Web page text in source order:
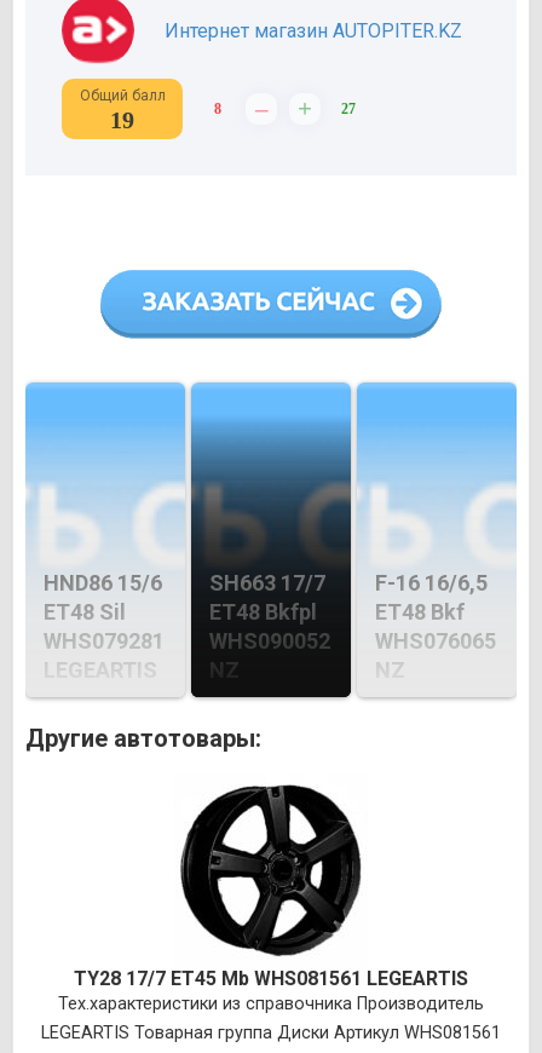
Интернет магазин AUTOPITER.KZ
Общий балл
19 8 – + 27
HND86 15/6
ET48 Sil
WHS079281
LEGEARTIS
SH663 17/7
ET48 Bkfpl
WHS090052
NZ
F-16 16/6,5
ET48 Bkf
WHS076065
NZ
Другие автотовары:
TY28 17/7 ET45 Mb WHS081561 LEGEARTIS
Тех.характеристики из справочника Производитель
LEGEARTIS Товарная группа Диски Артикул WHS081561